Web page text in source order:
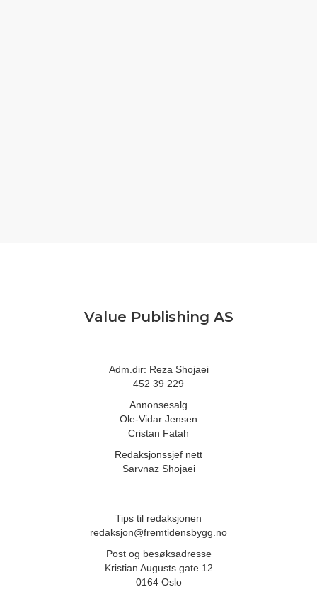
Value Publishing AS
Adm.dir: Reza Shojaei
452 39 229
Annonsesalg
Ole-Vidar Jensen
Cristan Fatah
Redaksjonssjef nett
Sarvnaz Shojaei
Tips til redaksjonen
redaksjon@fremtidensbygg.no
Post og besøksadresse
Kristian Augusts gate 12
0164 Oslo